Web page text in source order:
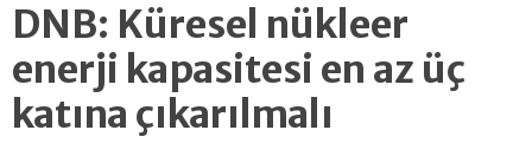
DNB: Küresel nükleer
enerji kapasitesi en az üç
katına çıkarılmalı